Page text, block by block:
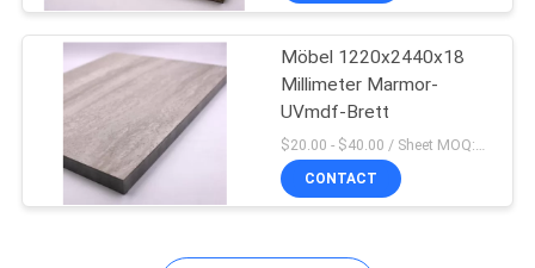
Möbel 1220x2440x18
Millimeter Marmor-
UVmdf-Brett
$20.00 - $40.00 / Sheet MOQ:50 Blatt/Blätter
CONTACT